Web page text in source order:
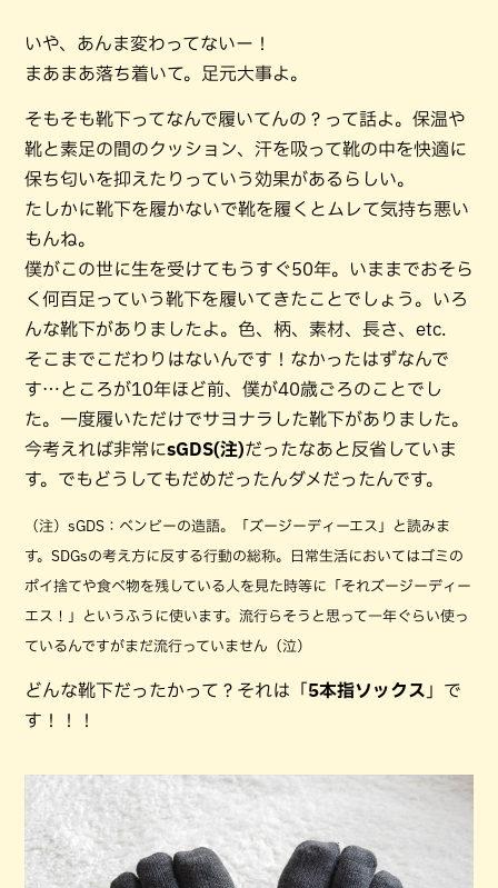
いや、あんま変わってないー！
まあまあ落ち着いて。足元大事よ。
そもそも靴下ってなんで履いてんの？って話よ。保温や
靴と素足の間のクッション、汗を吸って靴の中を快適に
保ち匂いを抑えたりっていう効果があるらしい。
たしかに靴下を履かないで靴を履くとムレて気持ち悪い
もんね。
僕がこの世に生を受けてもうすぐ50年。いままでおそら
く何百足っていう靴下を履いてきたことでしょう。いろ
んな靴下がありましたよ。色、柄、素材、長さ、etc.
そこまでこだわりはないんです！なかったはずなんで
す…ところが10年ほど前、僕が40歳ごろのことでし
た。一度履いただけでサヨナラした靴下がありました。
今考えれば非常にsGDS(注)だったなあと反省していま
す。でもどうしてもだめだったんダメだったんです。
（注）sGDS：ベンビーの造語。「ズージーディーエス」と読みま
す。SDGsの考え方に反する行動の総称。日常生活においてはゴミの
ポイ捨てや食べ物を残している人を見た時等に「それズージーディー
エス！」というふうに使います。流行らそうと思って一年ぐらい使っ
ているんですがまだ流行っていません（泣）
どんな靴下だったかって？それは「 5本指ソックス 」で
す！！！